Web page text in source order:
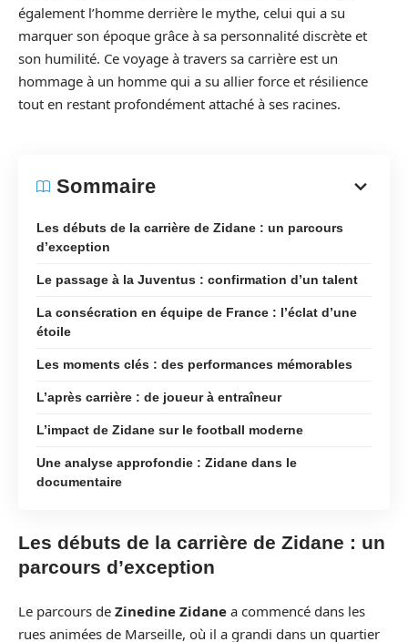
également l’homme derrière le mythe, celui qui a su
marquer son époque grâce à sa personnalité discrète et
son humilité. Ce voyage à travers sa carrière est un
hommage à un homme qui a su allier force et résilience
tout en restant profondément attaché à ses racines.
Sommaire
Les débuts de la carrière de Zidane : un parcours
d’exception
Le passage à la Juventus : confirmation d’un talent
La consécration en équipe de France : l’éclat d’une
étoile
Les moments clés : des performances mémorables
L’après carrière : de joueur à entraîneur
L’impact de Zidane sur le football moderne
Une analyse approfondie : Zidane dans le
documentaire
Les débuts de la carrière de Zidane : un
parcours d’exception
Le parcours de Zinedine Zidane a commencé dans les
rues animées de Marseille, où il a grandi dans un quartier